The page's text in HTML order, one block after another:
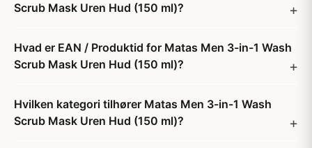
Scrub Mask Uren Hud (150 ml)?
Hvad er EAN / Produktid for Matas Men 3-in-1 Wash
Scrub Mask Uren Hud (150 ml)?
Hvilken kategori tilhører Matas Men 3-in-1 Wash
Scrub Mask Uren Hud (150 ml)?